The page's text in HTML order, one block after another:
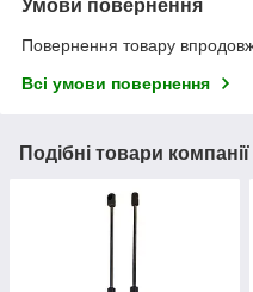
Умови повернення
Повернення товару
Всі умови повернення
Подібні товари компанії